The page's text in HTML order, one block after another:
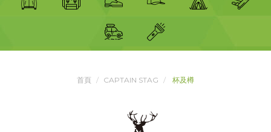
首頁 CAPTAIN STAG 杯及樽